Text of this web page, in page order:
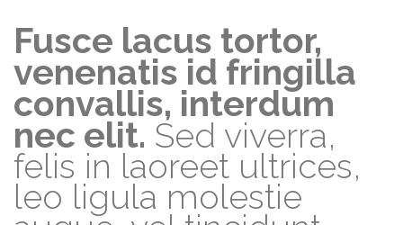
Fusce lacus tortor,
venenatis id fringilla
convallis, interdum
nec elit. Sed viverra,
felis in laoreet ultrices,
leo ligula molestie